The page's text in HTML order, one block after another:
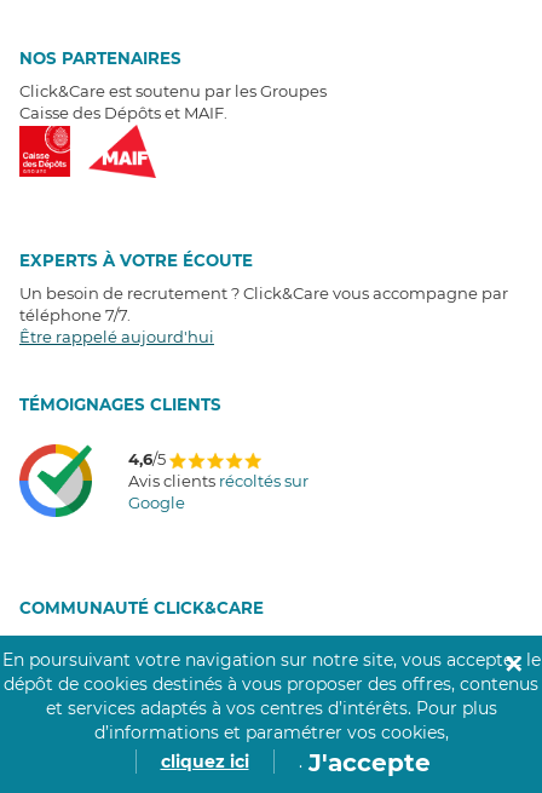
NOS PARTENAIRES
Click&Care est soutenu par les Groupes
Caisse des Dépôts et MAIF.
EXPERTS À VOTRE ÉCOUTE
Un besoin de recrutement ? Click&Care vous accompagne par
téléphone 7/7
Être rappelé aujourd'hui
TÉMOIGNAGES CLIENTS
4,6/5
Avis clients récoltés sur
Google
COMMUNAUTÉ CLICK&CARE
En poursuivant votre navigation sur notre site, vous acceptez le
dépôt de cookies destinés à vous proposer des offres, contenus
et services adaptés à vos centres d’intérêts. Pour plus
d’informations et paramétrer vos cookies,
cliquez ici
. J'accepte
✕